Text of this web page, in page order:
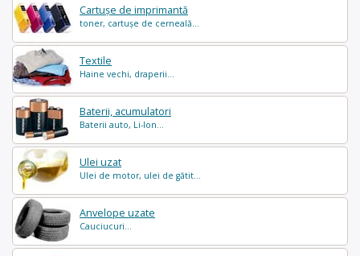
Cartușe de imprimantă
toner, cartușe de cerneală...
Textile
Haine vechi, draperii...
Baterii, acumulatori
Baterii auto, Li-Ion...
Ulei uzat
Ulei de motor, ulei de gătit...
Anvelope uzate
Cauciucuri...